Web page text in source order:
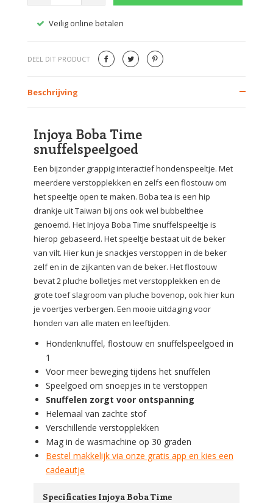
Veilig online betalen
DEEL DIT PRODUCT
Beschrijving
Injoya Boba Time
snuffelspeelgoed
Een bijzonder grappig interactief hondenspeeltje. Met
meerdere verstopplekken en zelfs een flostouw om
het speeltje open te maken. Boba tea is een hip
drankje uit Taiwan bij ons ook wel bubbelthee
genoemd. Het Injoya Boba Time snuffelspeeltje is
hierop gebaseerd. Het speeltje bestaat uit de beker
van vilt. Hier kun je snackjes verstoppen in de beker
zelf en in de zijkanten van de beker. Het flostouw
bevat 2 pluche bolletjes met verstopplekken en de
grote toef slagroom van pluche bovenop, ook hier kun
je voertjes verbergen. Een mooie uitdaging voor
honden van alle maten en leeftijden.
Hondenknuffel, flostouw en snuffelspeelgoed in
1
Voor meer beweging tijdens het snuffelen
Speelgoed om snoepjes in te verstoppen
Snuffelen zorgt voor ontspanning
Helemaal van zachte stof
Verschillende verstopplekken
Mag in de wasmachine op 30 graden
Bestel makkelijk via onze gratis app en kies een
cadeautje
Specificaties Injoya Boba Time